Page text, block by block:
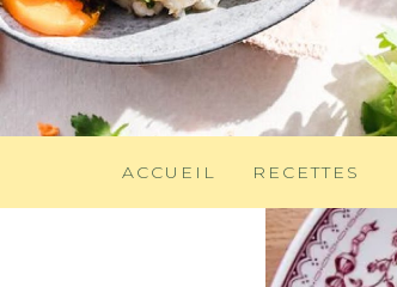
ACCUEIL RECETTES